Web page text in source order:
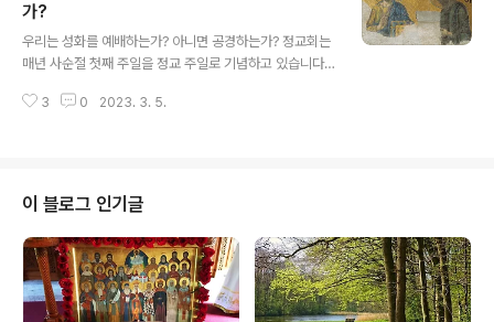
금식은 무엇이고 그 목적은 무엇일까요? 1. 금식은 하느님
으로부터 왔습니다. 그것은 인간이 만들어 낸 법이 아닙니
다. 금식의 시작은 인류의 나이와 같습니다. 왜냐하면 하느
첫 번째 계명을 내린 것이 바로 금식이었기 때문입니다. 하
가?
우리는 성화를 예배하는가? 아니면 공경하는가? 정교회는
매년 사순절 첫째 주일을 정교 주일로 기념하고 있습니다.
기념하는 날입니다. 정교회를 잘 모르는 사람들은 정교인
님 그리고 모든 성인들의 성화는 우리를 그분들께 인도해
줍니다. 예를 들면 우리는 우리를 위해 희생하시다 돌아가
신 부모님의 사진을 보고 존경과 그리운 마음을 표현합니
다. 또한 그때 우리는 사랑하는 부모님 생각으로 어느덧 그
분들과 함께 친교를 나눕니다. 같은 방법으로 정교인들은
성화에 입을 맞출 때 성화에 그려져 있는 인물..
3 0 2023. 3. 5.
이 블로그 인기글